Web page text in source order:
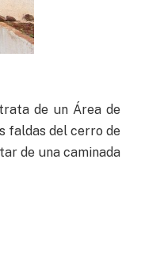
de un Área de
faldas del cerro de
de una caminada